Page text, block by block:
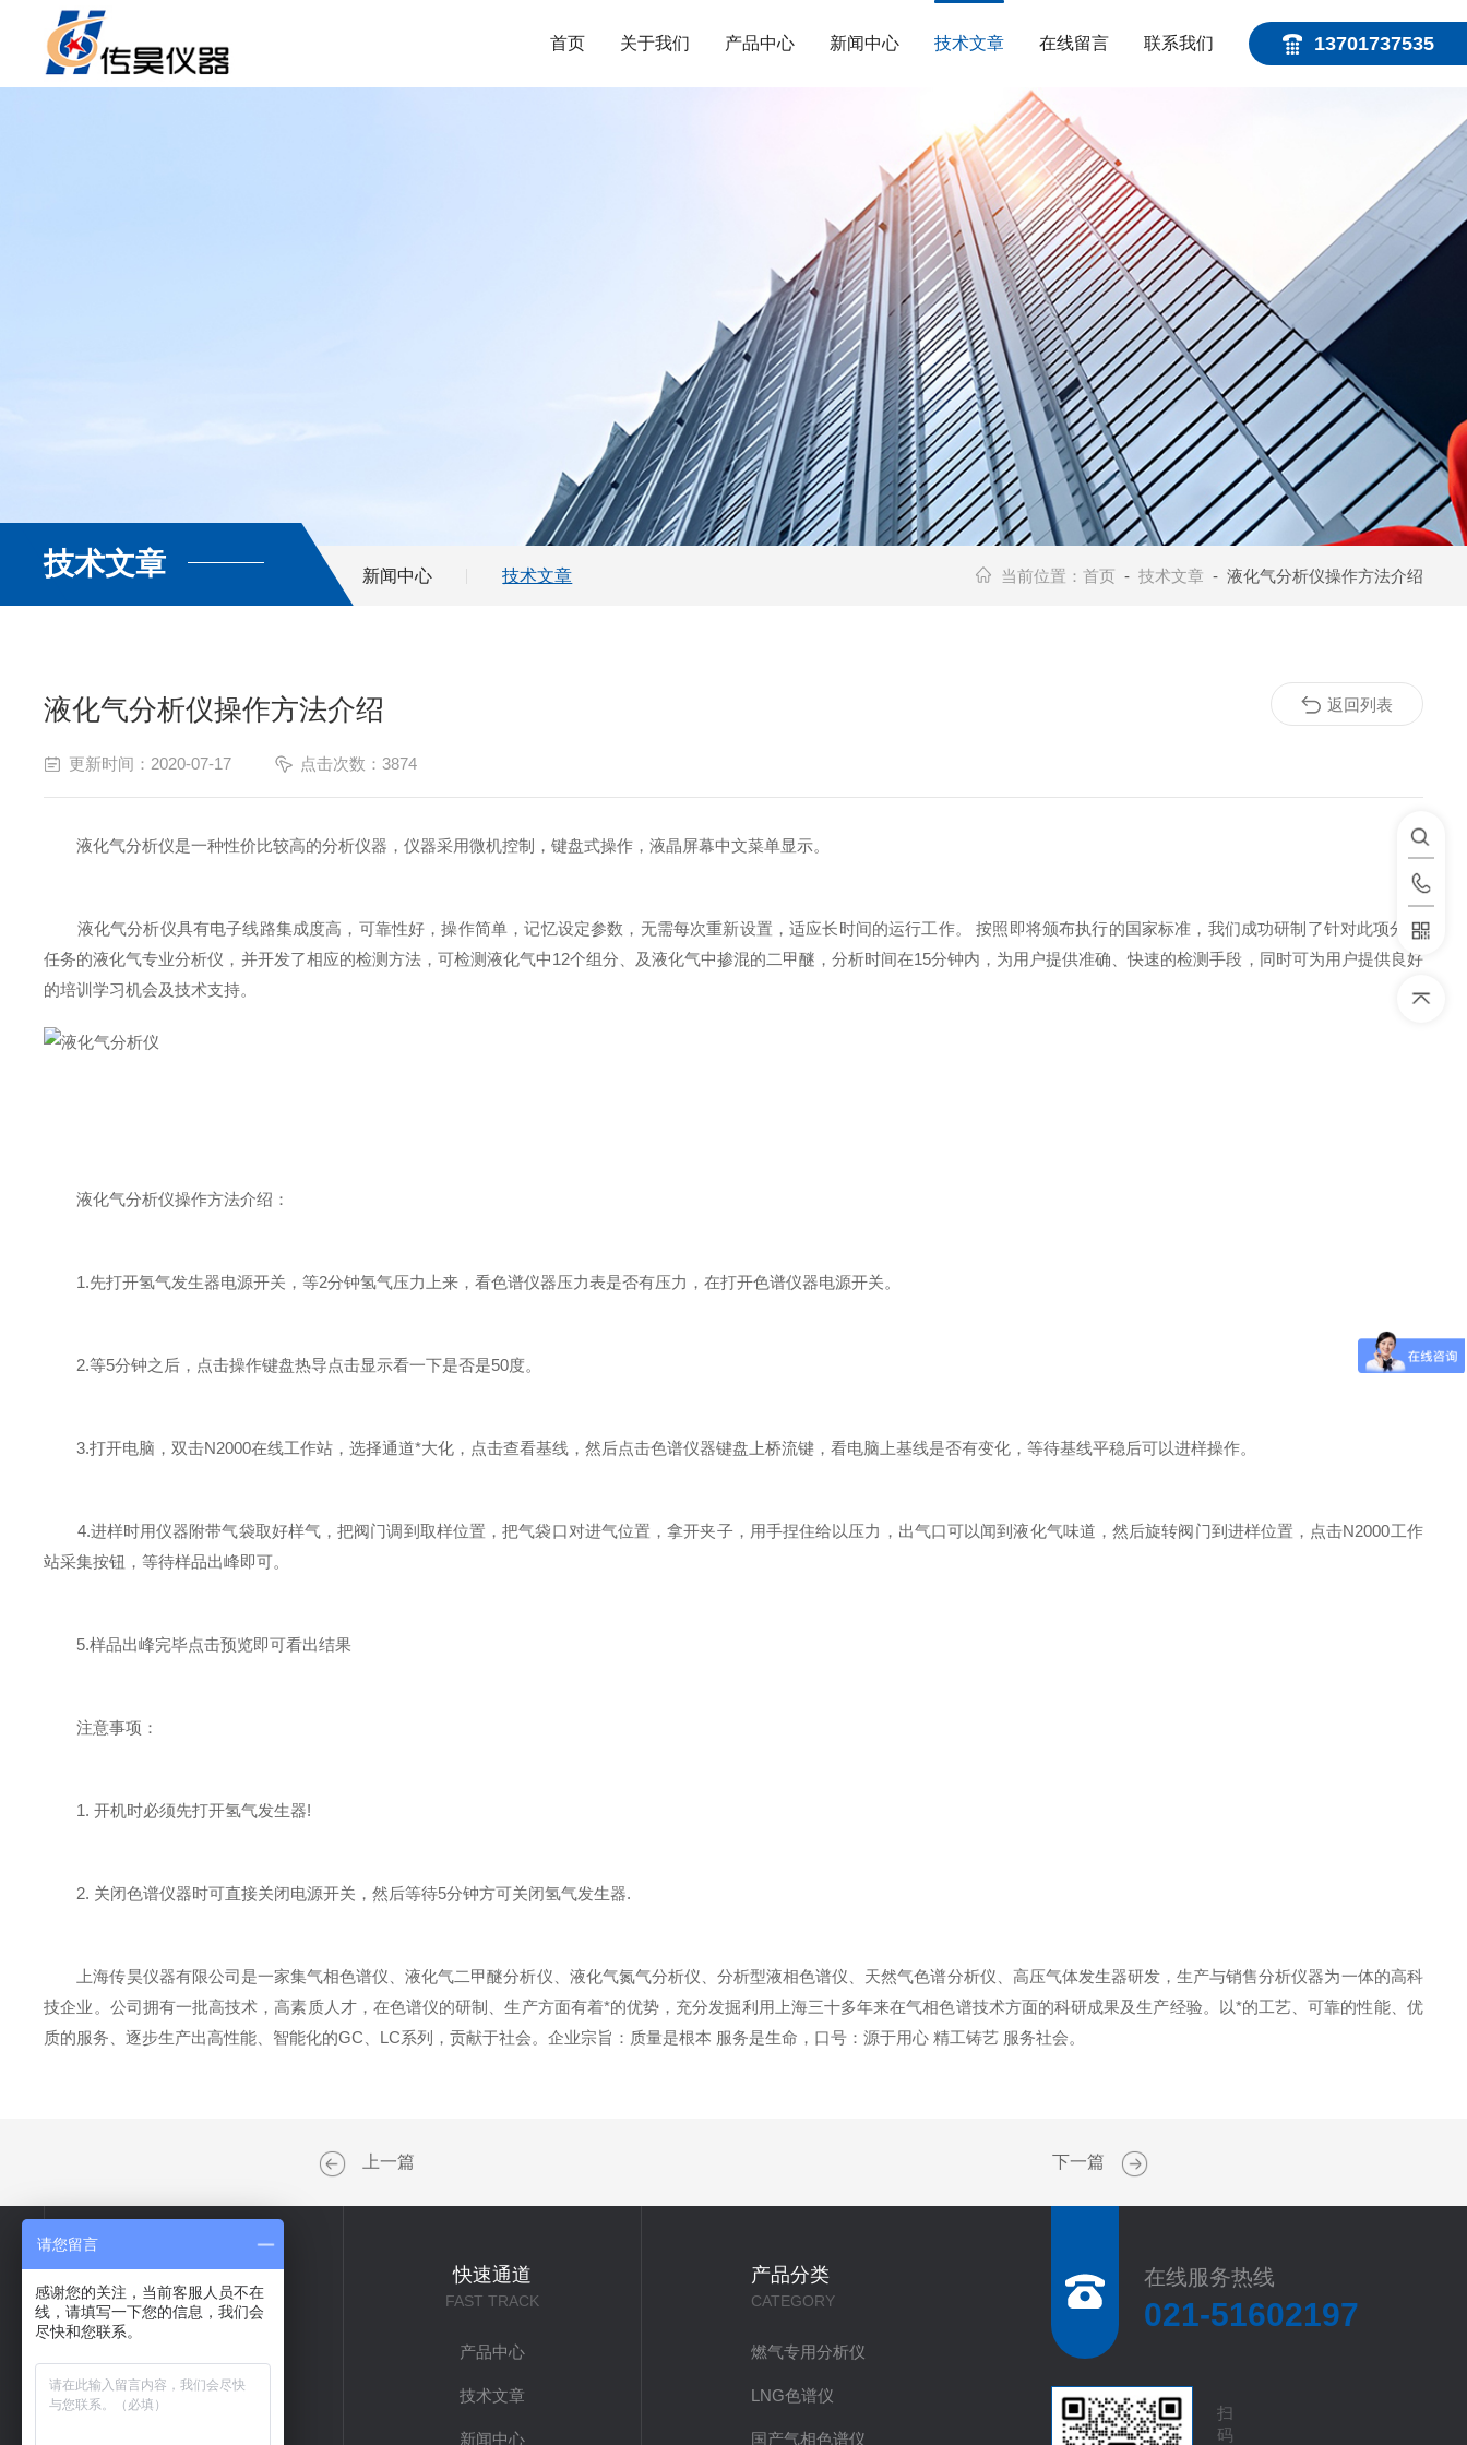
13701737535
首页 关于我们 产品中心 新闻中心 技术文章 在线留言 联系我们
技术文章 新闻中心 技术文章 当前位置： 首页 - 技术文章 - 液化气分析仪操作方法介绍
液化气分析仪操作方法介绍
更新时间：2020-07-17 点击次数：3874
液化气分析仪是一种性价比较高的分析仪器，仪器采用微机控制，键盘式操作，液晶屏幕中文菜单显示。
液化气分析仪具有电子线路集成度高，可靠性好，操作简单，记忆设定参数，无需每次重新设置，适应长时间的运行工作。 按照即将颁布执行的国家标准，我们成功研制了针对此项分析
任务的液化气专业分析仪，并开发了相应的检测方法，可检测液化气中12个组分、及液化气中掺混的二甲醚，分析时间在15分钟内，为用户提供准确、快速的检测手段，同时可为用户提供良好
的培训学习机会及技术支持。
液化气分析仪操作方法介绍：
1.先打开氢气发生器电源开关，等2分钟氢气压力上来，看色谱仪器压力表是否有压力，在打开色谱仪器电源开关。
2.等5分钟之后，点击操作键盘热导点击显示看一下是否是50度。
3.打开电脑，双击N2000在线工作站，选择通道*大化，点击查看基线，然后点击色谱仪器键盘上桥流键，看电脑上基线是否有变化，等待基线平稳后可以进样操作。
4.进样时用仪器附带气袋取好样气，把阀门调到取样位置，把气袋口对进气位置，拿开夹子，用手捏住给以压力，出气口可以闻到液化气味道，然后旋转阀门到进样位置，点击N2000工作
站采集按钮，等待样品出峰即可。
5.样品出峰完毕点击预览即可看出结果
注意事项：
1. 开机时必须先打开氢气发生器!
2. 关闭色谱仪器时可直接关闭电源开关，然后等待5分钟方可关闭氢气发生器.
上海传昊仪器有限公司是一家集气相色谱仪、液化气二甲醚分析仪、液化气氮气分析仪、分析型液相色谱仪、天然气色谱分析仪、高压气体发生器研发，生产与销售分析仪器为一体的高科
技企业。公司拥有一批高技术，高素质人才，在色谱仪的研制、生产方面有着*的优势，充分发掘利用上海三十多年来在气相色谱技术方面的科研成果及生产经验。以*的工艺、可靠的性能、优
质的服务、逐步生产出高性能、智能化的GC、LC系列，贡献于社会。企业宗旨：质量是根本 服务是生命，口号：源于用心 精工铸艺 服务社会。
返回列表
上一篇 下一篇
关于我们
ABOUT US
企业文化
快速通道
FAST TRACK
产品中心
技术文章
新闻中心
产品分类
CATEGORY
燃气专用分析仪
LNG色谱仪
国产气相色谱仪
在线服务热线
021-51602197
扫
码
请您留言
感谢您的关注，当前客服人员不在
线，请填写一下您的信息，我们会
尽快和您联系。